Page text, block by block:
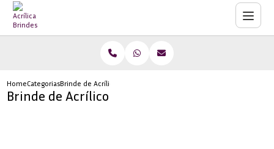
HomeCategoriasBrinde de Acrílico
Brinde de Acrílico